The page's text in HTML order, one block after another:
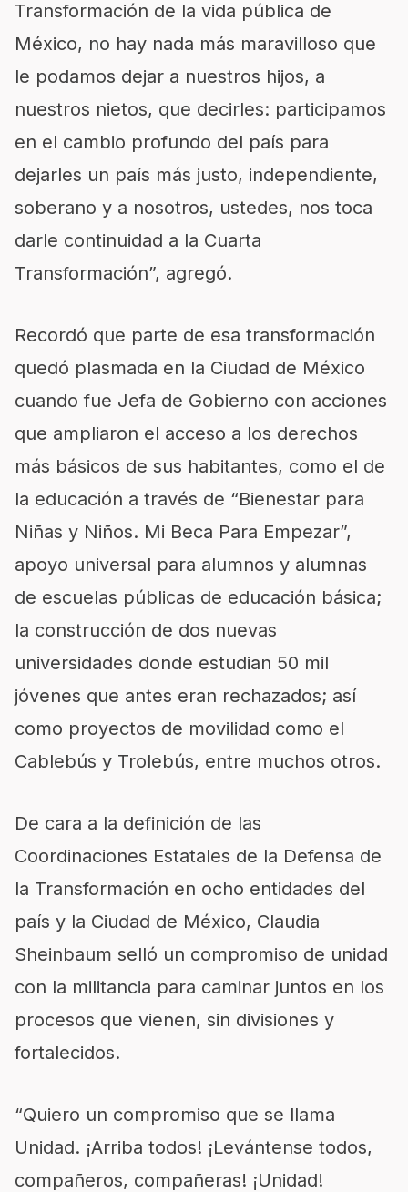
Transformación de la vida pública de
México, no hay nada más maravilloso que
le podamos dejar a nuestros hijos, a
nuestros nietos, que decirles: participamos
en el cambio profundo del país para
dejarles un país más justo, independiente,
soberano y a nosotros, ustedes, nos toca
darle continuidad a la Cuarta
Transformación”, agregó.
Recordó que parte de esa transformación
quedó plasmada en la Ciudad de México
cuando fue Jefa de Gobierno con acciones
que ampliaron el acceso a los derechos
más básicos de sus habitantes, como el de
la educación a través de “Bienestar para
Niñas y Niños. Mi Beca Para Empezar”,
apoyo universal para alumnos y alumnas
de escuelas públicas de educación básica;
la construcción de dos nuevas
universidades donde estudian 50 mil
jóvenes que antes eran rechazados; así
como proyectos de movilidad como el
Cablebús y Trolebús, entre muchos otros.
De cara a la definición de las
Coordinaciones Estatales de la Defensa de
la Transformación en ocho entidades del
país y la Ciudad de México, Claudia
Sheinbaum selló un compromiso de unidad
con la militancia para caminar juntos en los
procesos que vienen, sin divisiones y
fortalecidos.
“Quiero un compromiso que se llama
Unidad. ¡Arriba todos! ¡Levántense todos,
compañeros, compañeras! ¡Unidad!